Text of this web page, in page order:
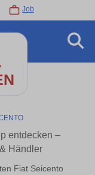
Job
entdecken –
Händler
Fiat Seicento